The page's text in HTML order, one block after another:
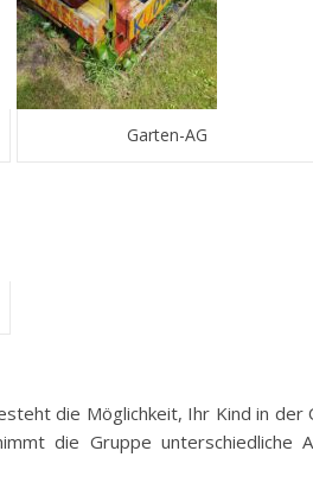
Garten-AG
die Möglichkeit, Ihr Kind in der
die Gruppe unterschiedliche